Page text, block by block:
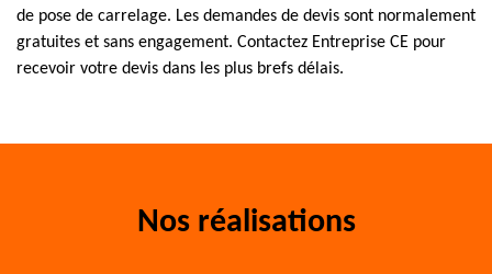
de pose de carrelage. Les demandes de devis sont normalement
gratuites et sans engagement. Contactez Entreprise CE pour
recevoir votre devis dans les plus brefs délais.
Nos réalisations